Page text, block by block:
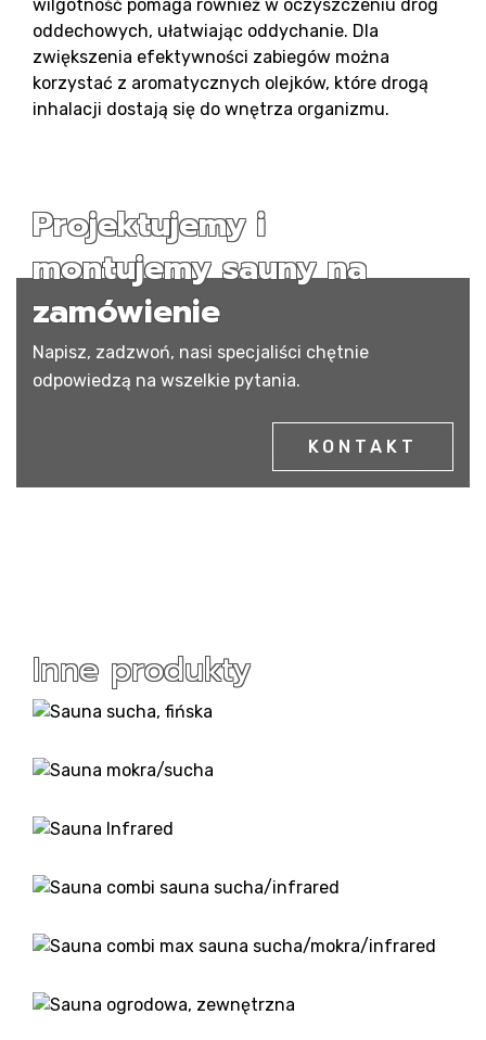
wilgotność pomaga również w oczyszczeniu dróg
oddechowych, ułatwiając oddychanie. Dla
zwiększenia efektywności zabiegów można
korzystać z aromatycznych olejków, które drogą
inhalacji dostają się do wnętrza organizmu.
Projektujemy i
montujemy sauny na
zamówienie
Napisz, zadzwoń, nasi specjaliści chętnie
odpowiedzą na wszelkie pytania.
KONTAKT
Inne produkty